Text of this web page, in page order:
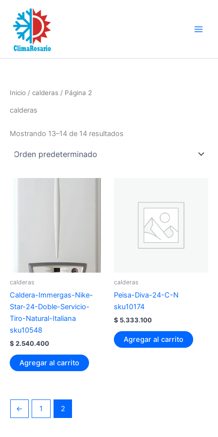
contenido
Inicio / calderas / Página 2
calderas
Mostrando 13–14 de 14 resultados
calderas
Caldera-Immergas-Nike-
Star-24-Doble-Servicio-
Tiro-Natural-Italiana
sku10548
$ 2.540.400
Agregar al carrito
calderas
Peisa-Diva-24-C-N
sku10174
$ 5.333.100
Agregar al carrito
← 1 2